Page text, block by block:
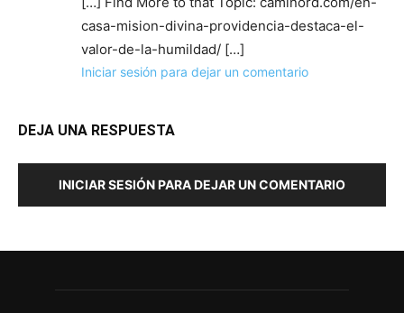
casa-mision-divina-providencia-destaca-el-
valor-de-la-humildad/ […]
Iniciar sesión para dejar un comentario
DEJA UNA RESPUESTA
INICIAR SESIÓN PARA DEJAR UN COMENTARIO